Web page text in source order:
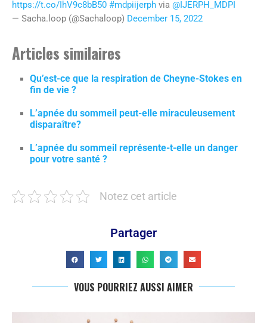
https://t.co/IhV9c8bB50 #mdpiijerph via @IJERPH_MDPI
— Sacha.loop (@Sachaloop) December 15, 2022
Articles similaires
Qu’est-ce que la respiration de Cheyne-Stokes en
fin de vie ?
L’apnée du sommeil peut-elle miraculeusement
disparaître?
L’apnée du sommeil représente-t-elle un danger
pour votre santé ?
Notez cet article
Partager
VOUS POURRIEZ AUSSI AIMER